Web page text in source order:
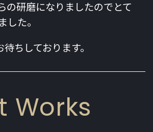
の研磨になりましたのでとて
した。
ちしております。
Works